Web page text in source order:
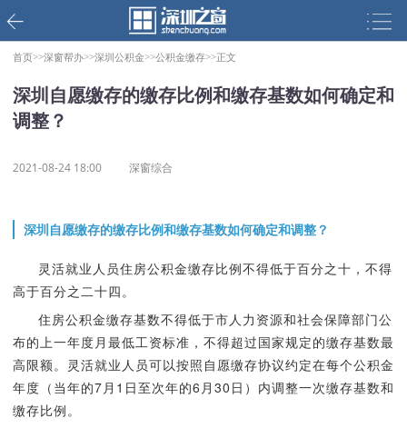
首页>>深窗帮办>>深圳公积金>>公积金缴存>>正文
深圳自愿缴存的缴存比例和缴存基数如何确定和
调整？
2021-08-24 18:00 深窗综合
深圳自愿缴存的缴存比例和缴存基数如何确定和调整？
灵活就业人员住房公积金缴存比例不得低于百分之十，不得
高于百分之二十四。
住房公积金缴存基数不得低于市人力资源和社会保障部门公
布的上一年度月最低工资标准，不得超过国家规定的缴存基数最
高限额。灵活就业人员可以按照自愿缴存协议约定在每个公积金
年度（当年的7月1日至次年的6月30日）内调整一次缴存基数和
缴存比例。